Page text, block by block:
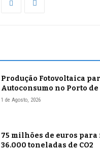
Produção Fotovoltaica
Autoconsumo no Porto
1 de Agosto, 2026
75 milhões de euros
36.000 toneladas de CO2